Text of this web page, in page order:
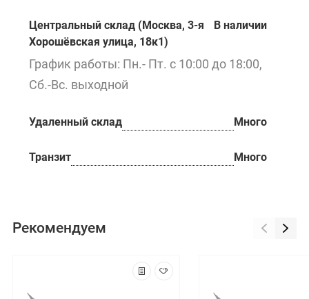
Центральный склад (Москва, 3-я
Хорошёвская улица, 18к1)
В наличии
График работы: Пн.- Пт. с 10:00 до 18:00,
Сб.-Вс. выходной
Удаленный склад Много
Транзит Много
Рекомендуем